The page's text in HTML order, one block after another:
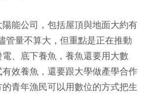
能公司，包括屋頂與地面大約有
管量不算大，但重點是正在推動
、底下養魚，養魚還要用大數
效養魚，還要跟大學做產學合作
青年漁民可以用數位的方式把生